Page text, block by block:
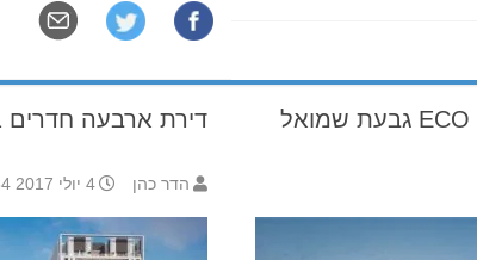
דירת ארבעה חדרים 2.1 מיליון
הדר כהן 4 יולי 2017 9:34